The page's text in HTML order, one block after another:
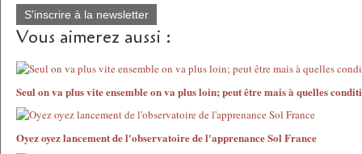
S'inscrire à la newsletter
Vous aimerez aussi :
Seul on va plus vite ensemble on va plus loin; peut être mais à quelles
Oyez oyez lancement de l'observatoire de l'apprenance Sol France